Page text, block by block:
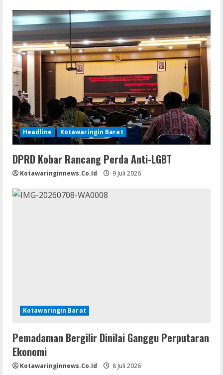
Headline Kotawaringin Barat
DPRD Kobar Rancang Perda Anti-LGBT
Kotawaringinnews.co.id 9 Juli 2026
Kotawaringin Barat
Pemadaman Bergilir Dinilai Ganggu Perputaran
Ekonomi
Kotawaringinnews.co.id 8 Juli 2026